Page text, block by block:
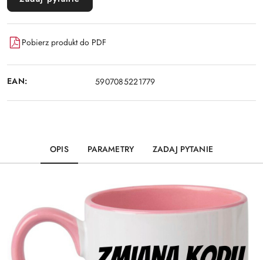
Pobierz produkt do PDF
EAN: 5907085221779
OPIS PARAMETRY ZADAJ PYTANIE